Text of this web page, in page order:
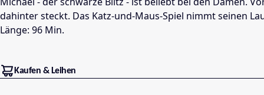
dahinter steckt. Das Katz-und-Maus-Spiel nimmt seinen
Länge: 96 Min.
Kaufen & Leihen